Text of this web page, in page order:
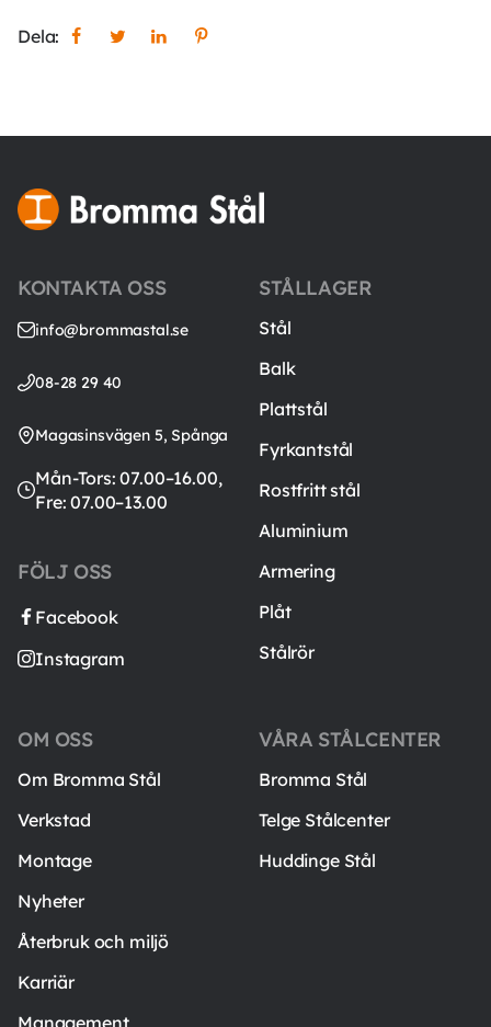
Dela:
KONTAKTA OSS
info@brommastal.se
08-28 29 40
Magasinsvägen 5, Spånga
Mån-Tors: 07.00–16.00,
Fre: 07.00–13.00
FÖLJ OSS
Facebook
Instagram
STÅLLAGER
Stål
Balk
Plattstål
Fyrkantstål
Rostfritt stål
Aluminium
Armering
Plåt
Stålrör
VÅRA STÅLCENTER
Bromma Stål
Telge Stålcenter
Huddinge Stål
OM OSS
Om Bromma Stål
Verkstad
Montage
Nyheter
Återbruk och miljö
Karriär
Management